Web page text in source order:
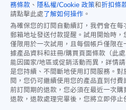
務條款 、 隱私權/Cookie 政策和折扣條
請點擊此處了解如何操作 。
為確保您的訂閱自動續訂，我們會在
郵箱地址發送付款提醒。試用開始時
僅限用於一次試用，且每個帳戶僅限
據產品資料和註冊/購買頁面條款（此
能因國家/地區或促銷活動而異，詳情
是您持續、不間斷地使用訂閱服務。
閱，您仍可繼續使用您的產品直到付
前訂閱期的退款，您必須在最近一次
退款，退款處理完畢後，您將立即停止